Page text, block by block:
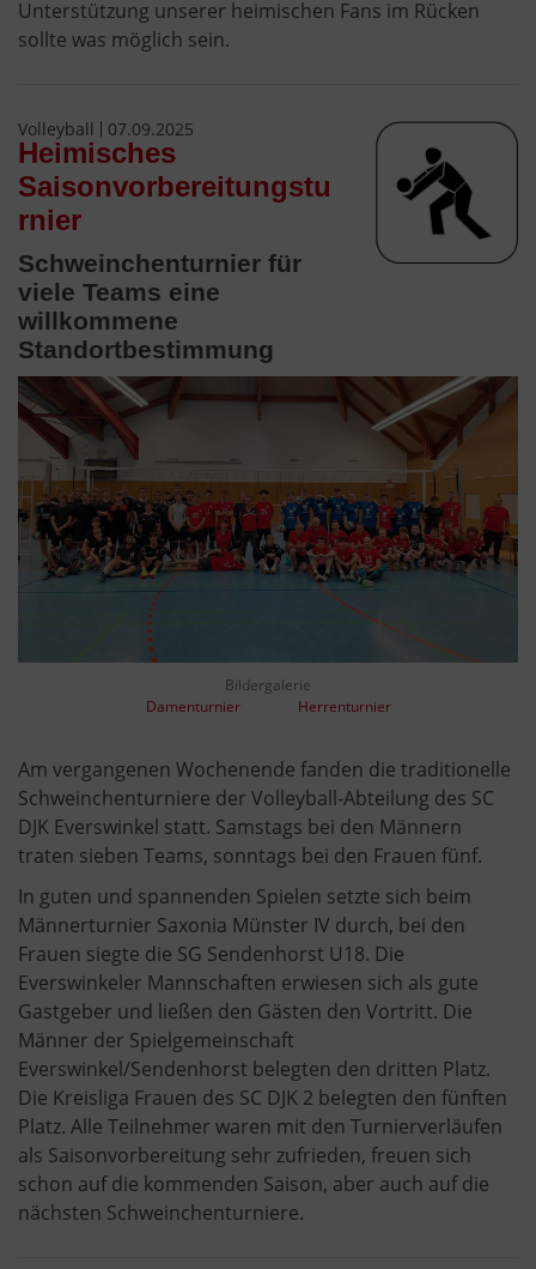
Unterstützung unserer heimischen Fans im Rücken
sollte was möglich sein.
Volleyball 07.09.2025
Heimisches
Saisonvorbereitungstu
rnier
Schweinchenturnier für
viele Teams eine
willkommene
Standortbestimmung
Bildergalerie
Damenturnier
Herrenturnier
Am vergangenen Wochenende fanden die traditionelle
Schweinchenturniere der Volleyball-Abteilung des SC
DJK Everswinkel statt. Samstags bei den Männern
traten sieben Teams, sonntags bei den Frauen fünf.
In guten und spannenden Spielen setzte sich beim
Männerturnier Saxonia Münster IV durch, bei den
Frauen siegte die SG Sendenhorst U18. Die
Everswinkeler Mannschaften erwiesen sich als gute
Gastgeber und ließen den Gästen den Vortritt. Die
Männer der Spielgemeinschaft
Everswinkel/Sendenhorst belegten den dritten Platz.
Die Kreisliga Frauen des SC DJK 2 belegten den fünften
Platz. Alle Teilnehmer waren mit den Turnierverläufen
als Saisonvorbereitung sehr zufrieden, freuen sich
schon auf die kommenden Saison, aber auch auf die
nächsten Schweinchenturniere.